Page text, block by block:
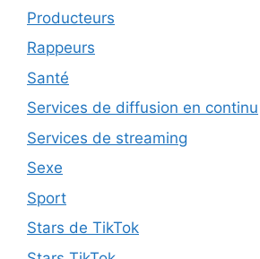
Producteurs
Rappeurs
Santé
Services de diffusion en continu
Services de streaming
Sexe
Sport
Stars de TikTok